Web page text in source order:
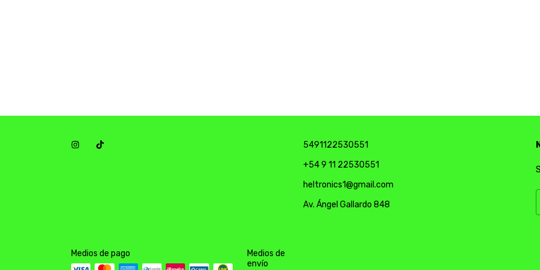
5491122530551
+54 9 11 22530551
heltronics1@gmail.com
Av. Ángel Gallardo 848
Medios de pago
Medios de
envío